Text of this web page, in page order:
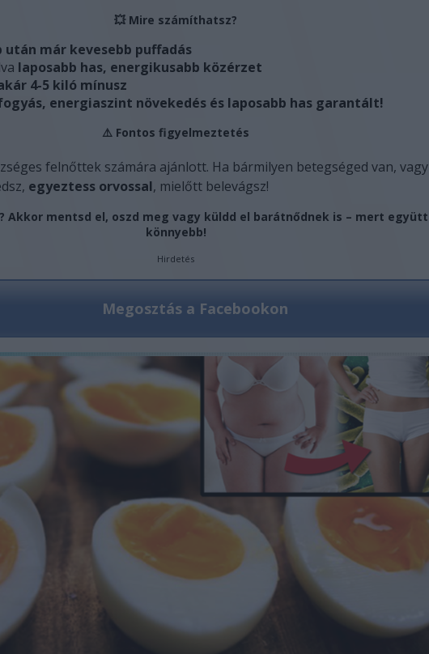
💥 Mire számíthatsz?
után már kevesebb puffadás
laposabb has, energikusabb közérzet
4-5 kiló mínusz
energiaszint növekedés és laposabb has garantált!
⚠️ Fontos figyelmeztetés
felnőttek számára ajánlott. Ha bármilyen betegséged van, vagy
egyeztess orvossal, mielőtt belevágsz!
Akkor mentsd el, oszd meg vagy küldd el barátnődnek is – mert együtt
könnyebb!
Hirdetés
Megosztás a Facebookon